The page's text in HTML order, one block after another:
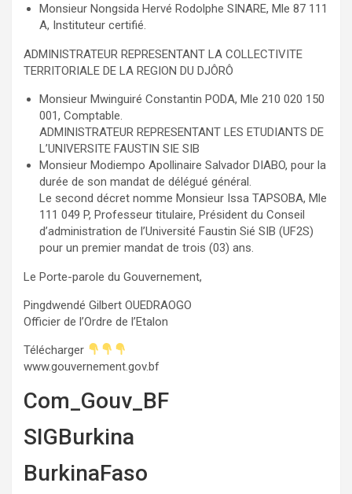
Monsieur Nongsida Hervé Rodolphe SINARE, Mle 87 111
A, Instituteur certifié.
ADMINISTRATEUR REPRESENTANT LA COLLECTIVITE
TERRITORIALE DE LA REGION DU DJÔRÔ
Monsieur Mwinguiré Constantin PODA, Mle 210 020 150
001, Comptable.
ADMINISTRATEUR REPRESENTANT LES ETUDIANTS DE
L’UNIVERSITE FAUSTIN SIE SIB
Monsieur Modiempo Apollinaire Salvador DIABO, pour la
durée de son mandat de délégué général.
Le second décret nomme Monsieur Issa TAPSOBA, Mle
111 049 P, Professeur titulaire, Président du Conseil
d’administration de l’Université Faustin Sié SIB (UF2S)
pour un premier mandat de trois (03) ans.
Le Porte-parole du Gouvernement,
Pingdwendé Gilbert OUEDRAOGO
Officier de l’Ordre de l’Etalon
Télécharger
www.gouvernement.gov.bf
Com_Gouv_BF
SIGBurkina
BurkinaFaso